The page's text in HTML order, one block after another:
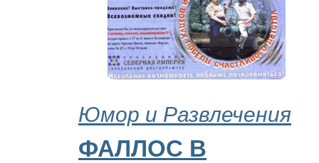
Юмор и Развлечения
ФАЛЛОС В